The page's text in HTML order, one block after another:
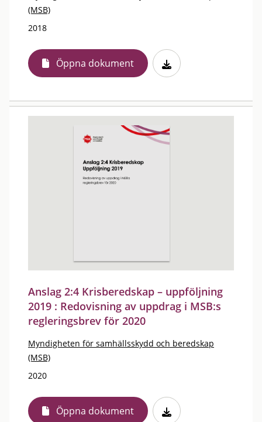
(MSB)
2018
Öppna dokument
Anslag 2:4 Krisberedskap – uppföljning
2019 : Redovisning av uppdrag i MSB:s
regleringsbrev för 2020
Myndigheten för samhällsskydd och beredskap
(MSB)
2020
Öppna dokument